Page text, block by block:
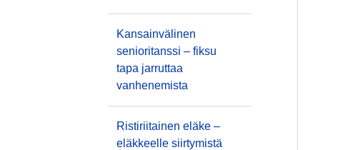
Kansainvälinen
senioritanssi – fiksu
tapa jarruttaa
vanhenemista
Ristiriitainen eläke –
eläkkeelle siirtymistä